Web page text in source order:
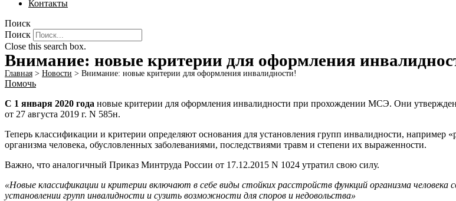
Контакты
Поиск
Поиск
Close this search box.
Внимание: новые критерии для оформления
Главная > Новости > Внимание: новые критерии для оформления инвалидности!
Помочь
С 1 января 2020 года новые критерии для оформления инвалидности при прохождении МСЭ. Они
от 27 августа 2019 г. N 585н.
Теперь классификации и критерии определяют основания для установления групп инвалидности, например
организма человека, обусловленных заболеваниями, последствиями травм и степени их выраженности.
Важно, что аналогичный Приказ Минтруда России от 17.12.2015 N 1024 утратил свою силу.
«Новые классификации и критерии включают в себе виды стойких расстройств функций организма
установлении групп инвалидности и сузить возможности для споров и недовольства»